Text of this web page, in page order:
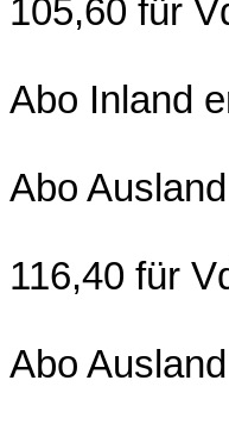
105,60 für
Abo Inland
Abo
116,40 für
Abo